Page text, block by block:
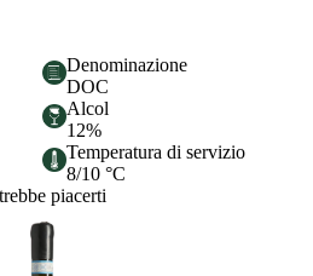
Denominazione
DOC
Alcol
12%
Temperatura di servizio
8/10 °C
piacerti